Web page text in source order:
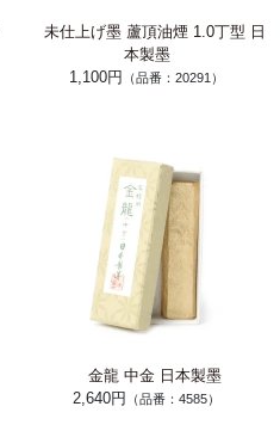
未仕上げ墨 蘆頂油煙 1.0丁型 日
本製墨
1,100円
（品番：20291）
金龍 中金 日本製墨
2,640円
（品番：4585）